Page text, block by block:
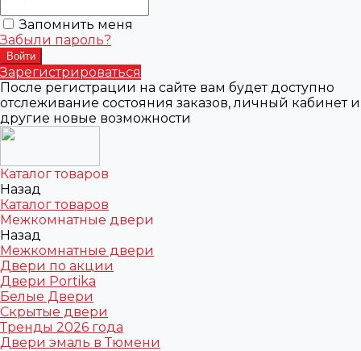
Запомнить меня
Забыли пароль?
Зарегистрироваться
После регистрации на сайте вам будет доступно
отслеживание состояния заказов, личный кабинет и
другие новые возможности
Каталог товаров
Назад
Каталог товаров
Межкомнатные двери
Назад
Межкомнатные двери
Двери по акции
Двери Portika
Белые Двери
Скрытые двери
Тренды 2026 года
Двери эмаль в Тюмени